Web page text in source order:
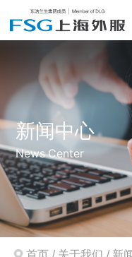
新闻中心
News Center